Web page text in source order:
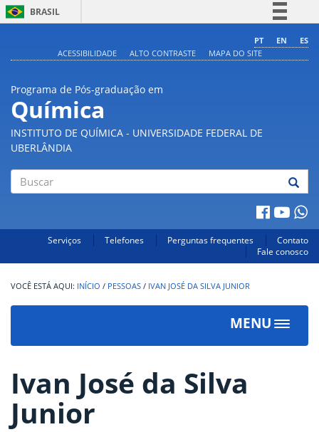
BRASIL
Comunica BR
PT EN
ES
ACESSIBILIDADE
ALTO CONTRASTE MAPA DO SITE
Programa de Pós-graduação em
Química
INSTITUTO DE QUÍMICA - UNIVERSIDADE FEDERAL DE
UBERLÂNDIA
Serviços Telefones Perguntas frequentes
Contato
Fale conosco
INÍCIO / PESSOAS / IVAN JOSÉ DA SILVA JUNIOR
MENU
Toggle
Ivan José da Silva
Junior